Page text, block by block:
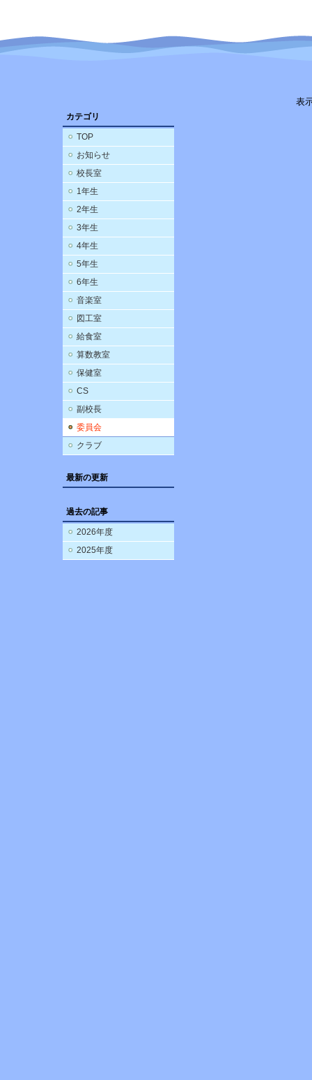
カテゴリ
TOP
お知らせ
校長室
1年生
2年生
3年生
4年生
5年生
6年生
音楽室
図工室
給食室
算数教室
保健室
CS
副校長
委員会
クラブ
最新の更新
過去の記事
2026年度
2025年度
表